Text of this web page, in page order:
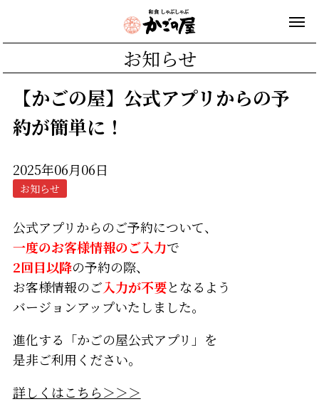
お知らせ
【かごの屋】公式アプリからの予
約が簡単に！
2025年06月06日
お知らせ
公式アプリからのご予約について、
一度のお客様情報のご入力で
2回目以降の予約の際、
お客様情報のご入力が不要となるよう
バージョンアップいたしました。
進化する「かごの屋公式アプリ」を
是非ご利用ください。
詳しくはこちら＞＞＞